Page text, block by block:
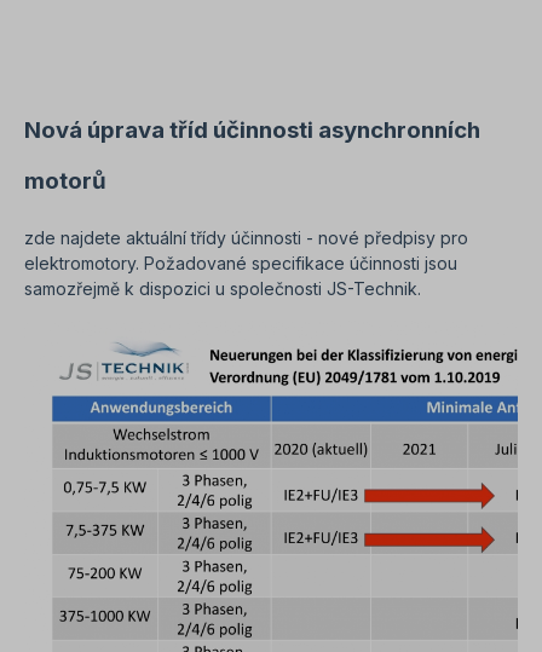
otázky. Všechny fotografie výrobků jsou
nezávazné příklady!Technické změny vyhrazeny.
Nová úprava tříd účinnosti asynchronních
motorů
zde najdete aktuální třídy účinnosti - nové předpisy pro
elektromotory. Požadované specifikace účinnosti jsou
samozřejmě k dispozici u společnosti JS-Technik.